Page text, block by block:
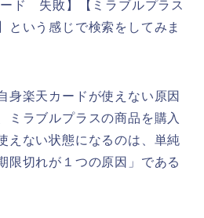
ド 失敗】【ミラブルプラス
いう感じで検索をしてみま
身楽天カードが使えない原因
ミラブルプラスの商品を購入
えない状態になるのは、単純
限切れが１つの原因」である